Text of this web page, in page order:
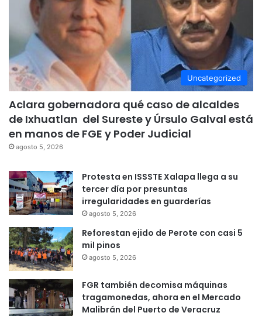
Uncategorized
Aclara gobernadora qué caso de alcaldes
de Ixhuatlan del Sureste y Úrsulo Galval está
en manos de FGE y Poder Judicial
agosto 5, 2026
Protesta en ISSSTE Xalapa llega a su
tercer día por presuntas
irregularidades en guarderías
agosto 5, 2026
Reforestan ejido de Perote con casi 5
mil pinos
agosto 5, 2026
FGR también decomisa máquinas
tragamonedas, ahora en el Mercado
Malibrán del Puerto de Veracruz